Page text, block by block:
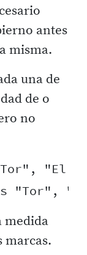
antes
misma.
una de
de o
no
"El
medida
marcas.